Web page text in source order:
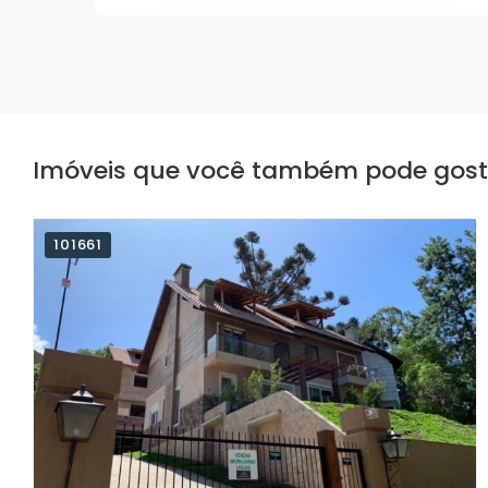
Imóveis que você também pode
101661